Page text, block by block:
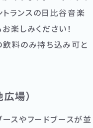
トランスの日比谷音楽
楽しみください！
飲料のみ持ち込み可と
場）
スやフードブースが並